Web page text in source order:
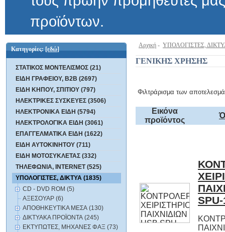
προϊόντων.
Κατηγορίες:[εδώ]
ΣΤΑΤΙΚΟΣ ΜΟΝΤΕΛΙΣΜΟΣ (21)
ΕΙΔΗ ΓΡΑΦΕΙΟΥ, B2B (2697)
ΕΙΔΗ ΚΗΠΟΥ, ΣΠΙΤΙΟΥ (797)
ΗΛΕΚΤΡΙΚΕΣ ΣΥΣΚΕΥΕΣ (3506)
ΗΛΕΚΤΡΟΝΙΚΑ ΕΙΔΗ (5794)
ΗΛΕΚΤΡΟΛΟΓΙΚΑ ΕΙΔΗ (3061)
ΕΠΑΓΓΕΛΜΑΤΙΚΑ ΕΙΔΗ (1622)
ΕΙΔΗ ΑΥΤΟΚΙΝΗΤΟΥ (711)
ΕΙΔΗ ΜΟΤΟΣΥΚΛΕΤΑΣ (332)
ΤΗΛΕΦΩΝΙΑ, INTERNET (525)
ΥΠΟΛΟΓΙΣΤΕΣ, ΔΙΚΤΥΑ (1835)
CD - DVD ROM (5)
ΑΞΕΣΟΥΑΡ (6)
ΑΠΟΘΗΚΕΥΤΙΚΑ ΜΕΣΑ (130)
ΔΙΚΤΥΑΚΑ ΠΡΟΪΟΝΤΑ (245)
ΕΚΤΥΠΩΤΕΣ, ΜΗΧΑΝΕΣ ΦΑΞ (73)
Αρχική - ΥΠΟΛΟΓΙΣΤΕΣ,
ΓΕΝΙΚΗΣ ΧΡΗΣΗΣ
Φιλτράρισμα των
Εικόνα
προϊόντος